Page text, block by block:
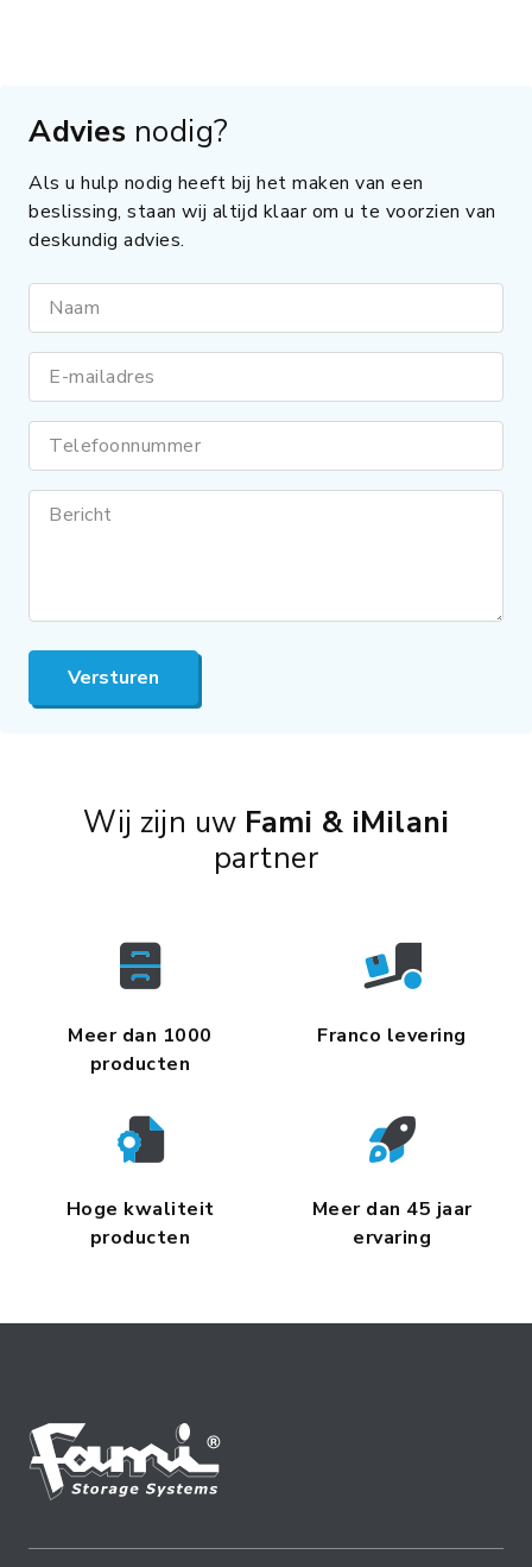
Advies nodig?
Als u hulp nodig heeft bij het maken van een
beslissing, staan wij altijd klaar om u te voorzien van
deskundig advies.
Naam
E-mailadres
Telefoonnummer
Bericht
Versturen
Wij zijn uw Fami & iMilani
partner
Meer dan 1000
producten
Franco levering
Hoge kwaliteit
producten
Meer dan 45 jaar
ervaring